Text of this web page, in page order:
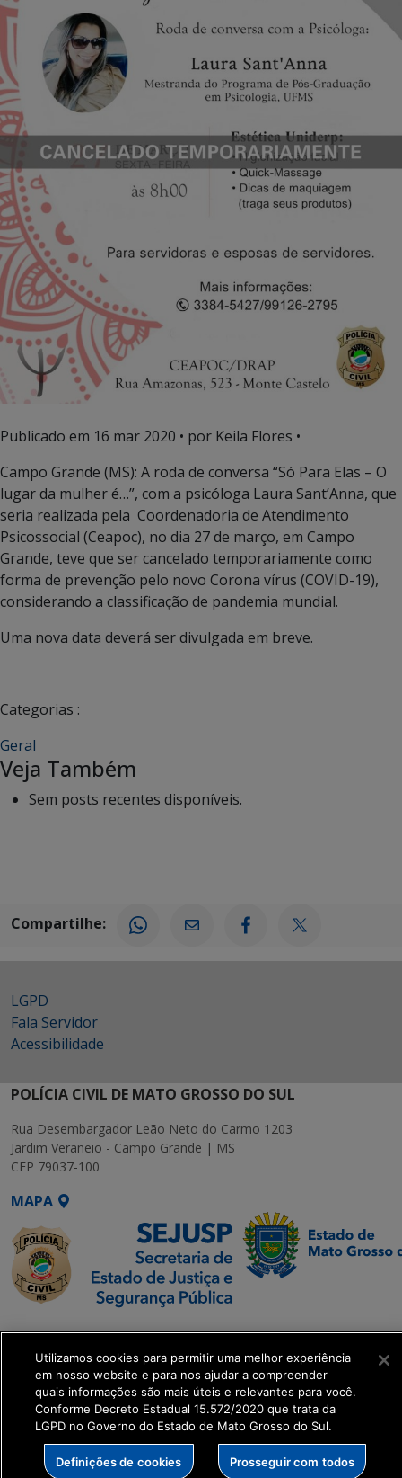
Publicado em 16 mar 2020 • por Keila Flores •
Campo Grande (MS): A roda de conversa “Só Para Elas – O
lugar da mulher é…”, com a psicóloga Laura Sant’Anna, que
seria realizada pela Coordenadoria de Atendimento
Psicossocial (Ceapoc), no dia 27 de março, em Campo
Grande, teve que ser cancelado temporariamente como
forma de prevenção pelo novo Corona vírus (COVID-19),
considerando a classificação de pandemia mundial.
Uma nova data deverá ser divulgada em breve.
Categorias :
Geral
Veja Também
Sem posts recentes disponíveis.
Compartilhe:
LGPD
Fala Servidor
Acessibilidade
POLÍCIA CIVIL DE MATO GROSSO DO SUL
Rua Desembargador Leão Neto do Carmo 1203
Jardim Veraneio - Campo Grande | MS
CEP 79037-100
MAPA
SETDIG | Secretaria-
Executiva de
Transformação Digital
get_footer();
Utilizamos cookies para permitir uma melhor experiência
em nosso website e para nos ajudar a compreender
quais informações são mais úteis e relevantes para você.
Conforme Decreto Estadual 15.572/2020 que trata da
LGPD no Governo do Estado de Mato Grosso do Sul.
Definições de cookies Prosseguir com todos